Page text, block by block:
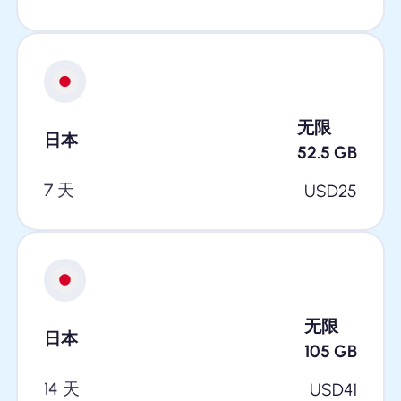
日本
无限
52.5 GB
7 天
USD25
日本
无限
105 GB
14 天
USD41